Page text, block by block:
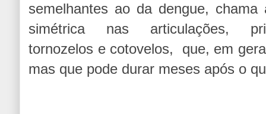
semelhantes ao da dengue,
simétrica nas articulações,
tornozelos e cotovelos, que, em
mas que pode durar meses após o